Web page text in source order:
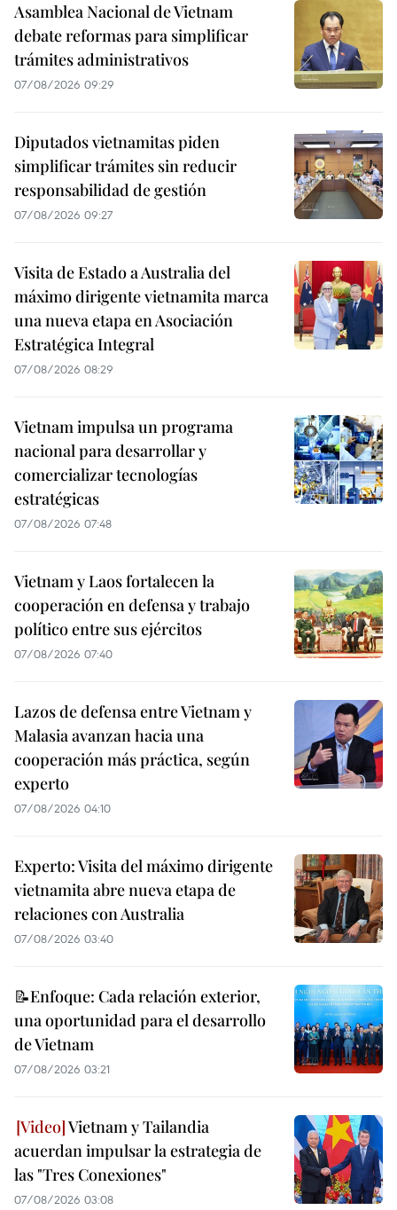
Asamblea Nacional de Vietnam
debate reformas para simplificar
trámites administrativos
07/08/2026 09:29
Diputados vietnamitas piden
simplificar trámites sin reducir
responsabilidad de gestión
07/08/2026 09:27
Visita de Estado a Australia del
máximo dirigente vietnamita marca
una nueva etapa en Asociación
Estratégica Integral
07/08/2026 08:29
Vietnam impulsa un programa
nacional para desarrollar y
comercializar tecnologías
estratégicas
07/08/2026 07:48
Vietnam y Laos fortalecen la
cooperación en defensa y trabajo
político entre sus ejércitos
07/08/2026 07:40
Lazos de defensa entre Vietnam y
Malasia avanzan hacia una
cooperación más práctica, según
experto
07/08/2026 04:10
Experto: Visita del máximo dirigente
vietnamita abre nueva etapa de
relaciones con Australia
07/08/2026 03:40
📝Enfoque: Cada relación exterior,
una oportunidad para el desarrollo
de Vietnam
07/08/2026 03:21
Vietnam y Tailandia
acuerdan impulsar la estrategia de
las "Tres Conexiones"
07/08/2026 03:08